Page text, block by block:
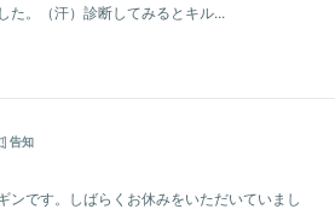
た。（汗）診断してみるとキル...
告知
ンです。しばらくお休みをいただいていまし